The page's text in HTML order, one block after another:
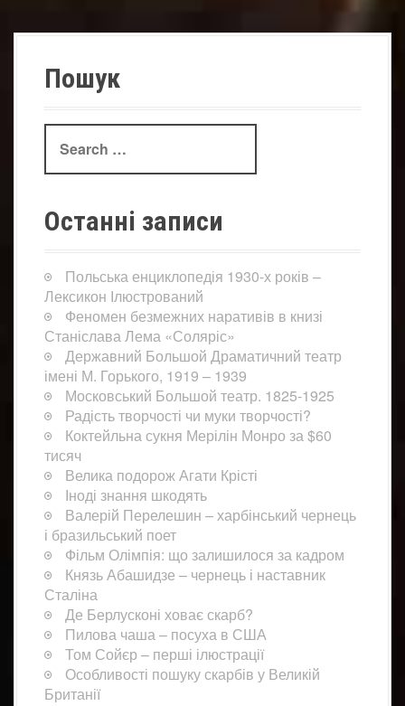
Пошук
Search
for:
Останні записи
Польська енциклопедія 1930-х років –
Лексикон Ілюстрований
Феномен безмежних наративів в книзі
Станіслава Лема «Соляріс»
Державний Большой Драматичний театр
імені М. Горького, 1919 – 1939
Московський Большой театр. 1825-1925
Радість творчості чи муки творчості?
Коктейльна сукня Мерілін Монро за $60
тисяч
Велика подорож Агати Крісті
Іноді знання шкодять
Валерій Перелешин – харбінський чернець
і бразильський поет
Фільм Олімпія: що залишилося за кадром
Князь Абашидзе – чернець і наставник
Сталіна
Де Берлусконі ховає скарб?
Пилова чаша – посуха в США
Том Сойєр – перші ілюстрації
Особливості пошуку скарбів у Великій
Британії